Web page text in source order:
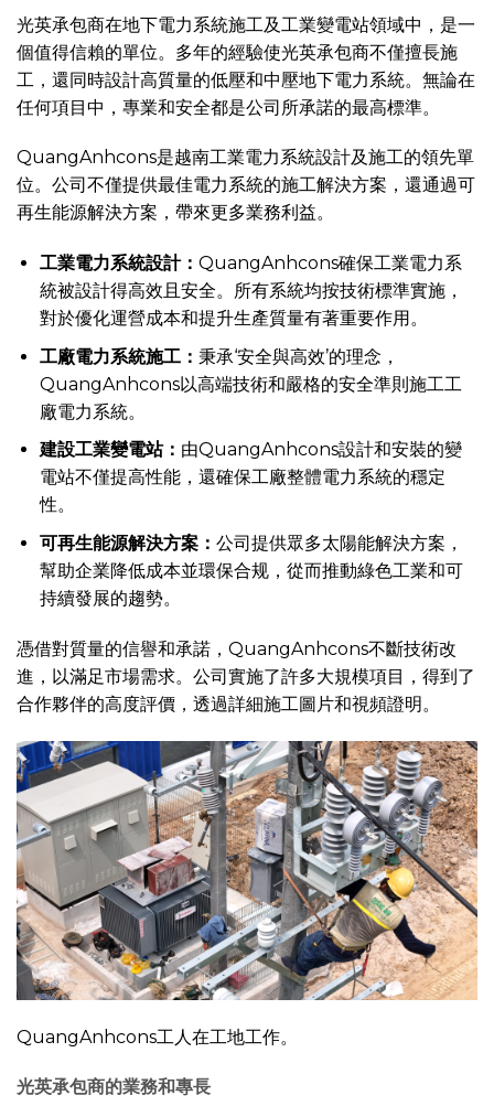
光英承包商在地下電力系統施工及工業變電站領域中，是一
個值得信賴的單位。多年的經驗使光英承包商不僅擅長施
工，還同時設計高質量的低壓和中壓地下電力系統。無論在
任何項目中，專業和安全都是公司所承諾的最高標準。
QuangAnhcons是越南工業電力系統設計及施工的領先單
位。公司不僅提供最佳電力系統的施工解決方案，還通過可
再生能源解決方案，帶來更多業務利益。
工業電力系統設計： QuangAnhcons確保工業電力系
統被設計得高效且安全。所有系統均按技術標準實施，
對於優化運營成本和提升生產質量有著重要作用。
工廠電力系統施工： 秉承‘安全與高效’的理念，
QuangAnhcons以高端技術和嚴格的安全準則施工工
廠電力系統。
建設工業變電站： 由QuangAnhcons設計和安裝的變
電站不僅提高性能，還確保工廠整體電力系統的穩定
性。
可再生能源解決方案： 公司提供眾多太陽能解決方案，
幫助企業降低成本並環保合规，從而推動綠色工業和可
持續發展的趨勢。
憑借對質量的信譽和承諾，QuangAnhcons不斷技術改
進，以滿足市場需求。公司實施了許多大規模項目，得到了
合作夥伴的高度評價，透過詳細施工圖片和視頻證明。
QuangAnhcons工人在工地工作。
光英承包商的業務和專長